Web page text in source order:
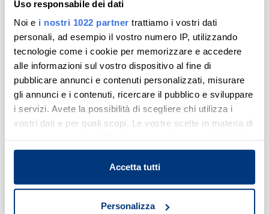
Uso responsabile dei dati
Noi e i nostri 1022 partner trattiamo i vostri dati
personali, ad esempio il vostro numero IP, utilizzando
tecnologie come i cookie per memorizzare e accedere
alle informazioni sul vostro dispositivo al fine di
pubblicare annunci e contenuti personalizzati, misurare
gli annunci e i contenuti, ricercare il pubblico e sviluppare
i servizi. Avete la possibilità di scegliere chi utilizza i
vostri dati e per quali scopi. Le vostre scelte in materia di
in cui avete effettuato le vostre scelte. È possibile
modificare o revocare il proprio consenso in qualsiasi
momento dalla Dichiarazione sui cookie o facendo clic
Accetta tutti
Personalizza
cantina
Esecuzione Immobiliare